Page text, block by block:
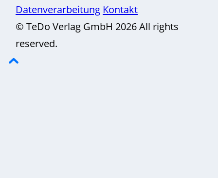
Datenverarbeitung Kontakt
© TeDo Verlag GmbH 2026 All rights
reserved.